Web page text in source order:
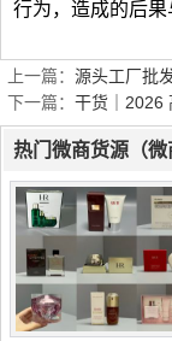
行为，造成的后
上一篇： 源头工厂批
下一篇： 干货｜2026
热门微商货源（微